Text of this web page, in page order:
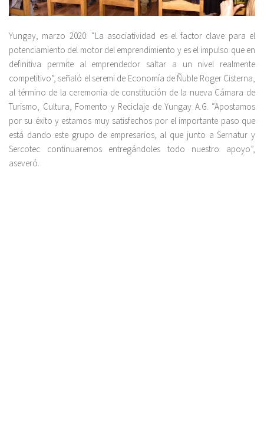
Yungay, marzo 2020: “La asociatividad es el factor clave para el
potenciamiento del motor del emprendimiento y es el impulso que en
definitiva permite al emprendedor saltar a un nivel realmente
competitivo”, señaló el seremi de Economía de Ñuble Roger Cisterna,
al término de la ceremonia de constitución de la nueva Cámara de
Turismo, Cultura, Fomento y Reciclaje de Yungay A.G. “Apostamos
por su éxito y estamos muy satisfechos por el importante paso que
está dando este grupo de empresarios, al que junto a Sernatur y
Sercotec continuaremos entregándoles todo nuestro apoyo”,
aseveró.